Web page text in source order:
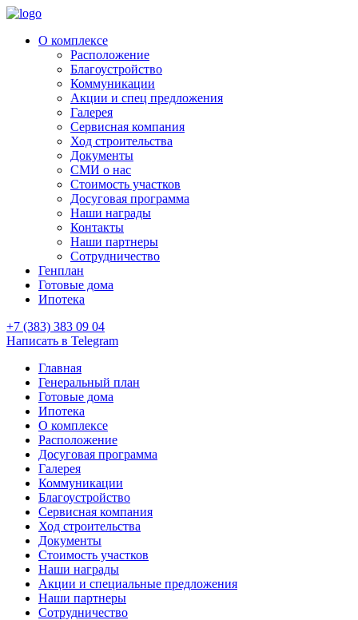
О комплексе
Расположение
Благоустройство
Коммуникации
Акции и спец предложения
Галерея
Сервисная компания
Ход строительства
Документы
СМИ о нас
Стоимость участков
Досуговая программа
Наши награды
Контакты
Наши партнеры
Сотрудничество
Генплан
Готовые дома
Ипотека
+7 (383) 383 09 04
Написать в Telegram
Главная
Генеральный план
Готовые дома
Ипотека
О комплексе
Расположение
Досуговая программа
Галерея
Коммуникации
Благоустройство
Сервисная компания
Ход строительства
Документы
Стоимость участков
Наши награды
Акции и специальные предложения
Наши партнеры
Сотрудничество